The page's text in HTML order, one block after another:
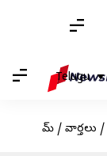
Telugu
హోమ్ / వార్తలు /